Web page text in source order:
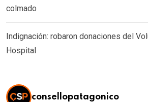
colmado
Indignación: robaron donaciones del
Hospital
consellopatagonico